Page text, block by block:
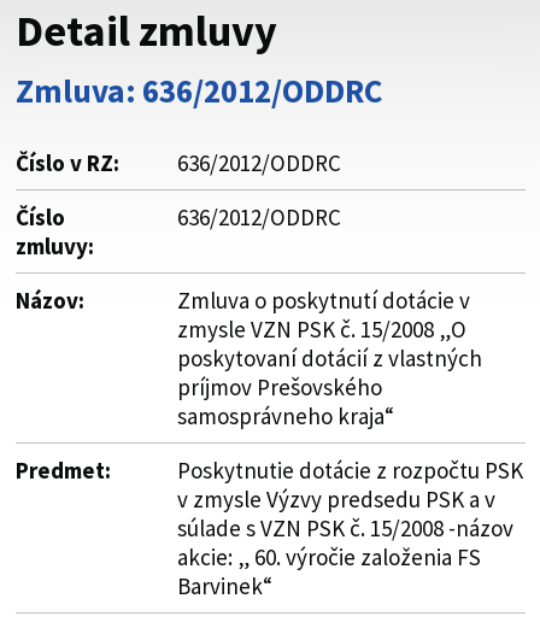
Buďte pozorní a vždy sa uistite, že zdieľate informácie iba
cez zabezpečenú webovú stránku. Zabezpečená stránka
vždy začína https:// pred názvom domény webového sídla.
Detail zmluvy
Zmluva: 636/2012/ODDRC
Číslo v RZ:
636/2012/ODDRC
Číslo
zmluvy:
636/2012/ODDRC
Názov:
Zmluva o poskytnutí dotácie v
zmysle VZN PSK č. 15/2008 „O
poskytovaní dotácií z vlastných
príjmov Prešovského
samosprávneho kraja“
Predmet:
Poskytnutie dotácie z rozpočtu PSK
v zmysle Výzvy predsedu PSK a v
súlade s VZN PSK č. 15/2008 -názov
akcie: „ 60. výročie založenia FS
Barvinek“